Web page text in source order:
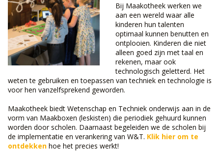
Bij Maakotheek werken we
aan een wereld waar alle
kinderen hun talenten
optimaal kunnen benutten en
ontplooien. Kinderen die niet
alleen goed zijn met taal en
rekenen, maar ook
technologisch geletterd. Het
weten te gebruiken en toepassen van techniek en technologie is
voor hen vanzelfsprekend geworden.
Maakotheek biedt Wetenschap en Techniek onderwijs aan in de
vorm van Maakboxen (leskisten) die periodiek gehuurd kunnen
worden door scholen. Daarnaast begeleiden we de scholen bij
de implementatie en verankering van W&T. Klik hier om te
ontdekken hoe het precies werkt!